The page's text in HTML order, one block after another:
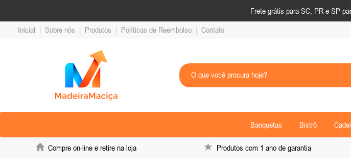
Frete grátis para SC, PR e SP
Inicial | Sobre nós | Produtos | Políticas de Reembolso | Contato
Banquetas Bistrô
Compre on-line e retire na loja Produtos com 1 ano de garantia